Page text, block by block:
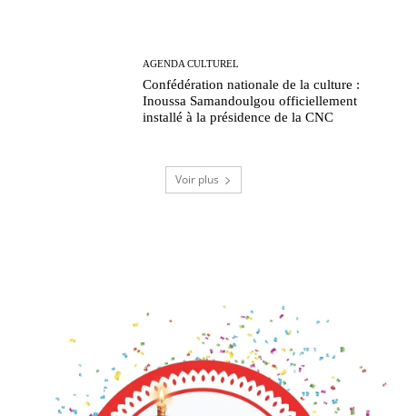
AGENDA CULTUREL
Confédération nationale de la culture :
Inoussa Samandoulgou officiellement
installé à la présidence de la CNC
Voir plus